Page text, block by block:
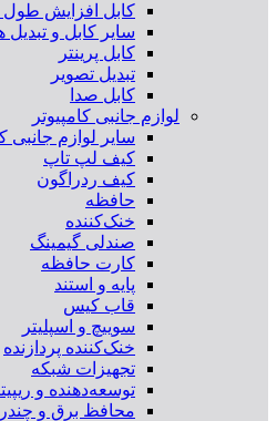
کابل افزایش طول USB
سایر کابل و تبدیل
کابل پرینتر
تبدیل تصویر
کابل صدا
لوازم جانبی کامپیوتر
سایر لوازم جانبی
کیف لپ تاپ
کیف ردراگون
حافظه
خنک‌کننده
صندلی گیمینگ
کارت حافظه
پایه و استند
قاب کیس
سوییچ و اسپلیتر
خنک‌کننده پردازنده
تجهیزات شبکه
توسعه‌دهنده و
محافظ برق و